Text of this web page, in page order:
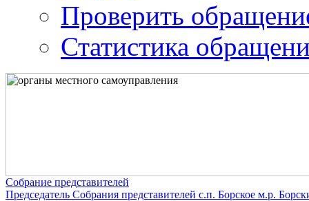
Проверить
Статистика
Собрание представителей
Председатель Собрания представителей с.п. Борское м.р.